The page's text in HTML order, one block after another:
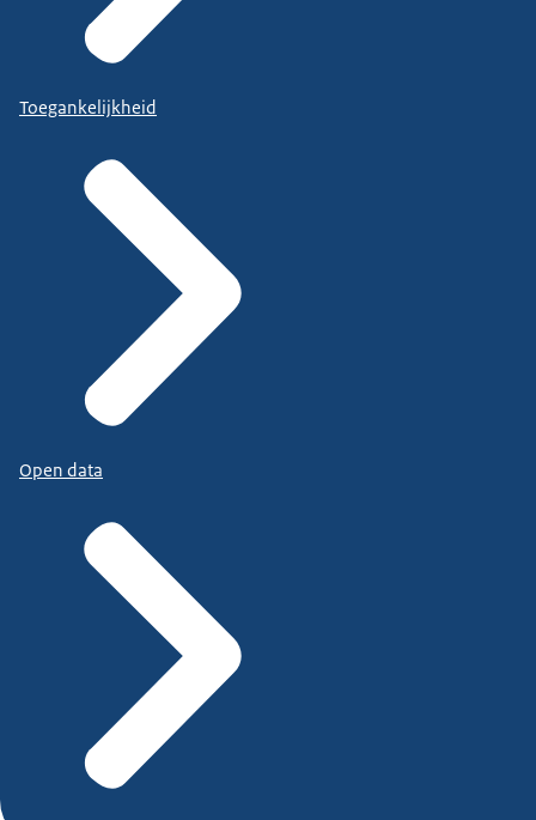
Toegankelijkheid
Open data